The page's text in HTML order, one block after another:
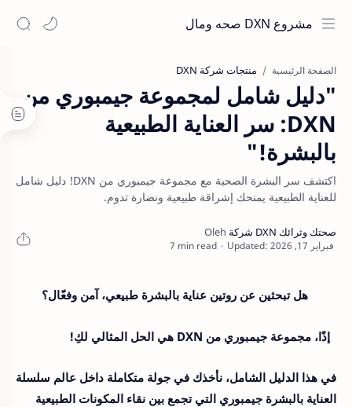
مشروع DXN صحه ومال
الصفحة الرئيسية منتجات شركة DXN
"دليل شامل لمجموعة جيمبوري من
DXN: سر العناية الطبيعية
بالبشرة!"
اكتشف سر البشرة الصحية مع مجموعة جيمبوري من DXN! دليل شامل
للعناية الطبيعية يمنحك إشراقة طبيعية ونضارة تدوم.
7 min read
هل تبحثين عن روتين عناية بالبشرة طبيعي، آمن وفعّال؟
إذًا، مجموعة جيمبوري من DXN هي الحل المثالي لكِ!
في هذا الدليل الشامل، نأخذك في جولة متكاملة داخل عالم سلسلة
العناية بالبشرة جيمبوري التي تجمع بين نقاء المكونات الطبيعية